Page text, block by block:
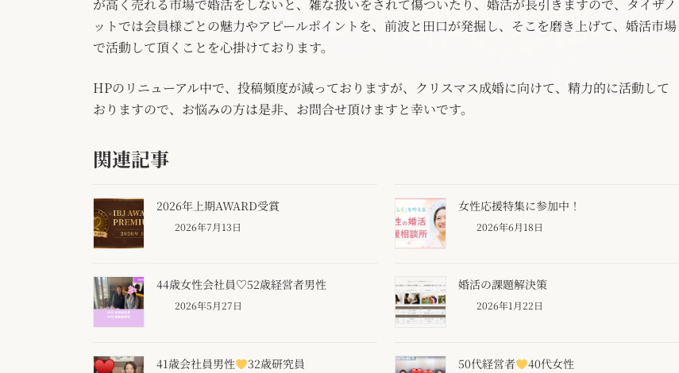
が高く売れる市場で婚活をしないと、雑な扱いをされて傷ついたり、婚活が長引きますので、タイザノ
ットでは会員様ごとの魅力やアピールポイントを、前波と田口が発掘し、そこを磨き上げて、婚活市場
で活動して頂くことを心掛けております。
HPのリニューアル中で、投稿頻度が減っておりますが、クリスマス成婚に向けて、精力的に活動して
おりますので、お悩みの方は是非、お問合せ頂けますと幸いです。
関連記事
2026年上期AWARD受賞
2026年7月13日
女性応援特集に参加中！
2026年6月18日
44歳女性会社員♡52歳経営者男性
2026年5月27日
婚活の課題解決策
2026年1月22日
41歳会社員男性 32歳研究員 50代経営者 40代女性